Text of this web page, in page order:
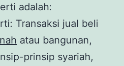
adalah:
Transaksi jual beli
atau bangunan,
prinsip syariah,